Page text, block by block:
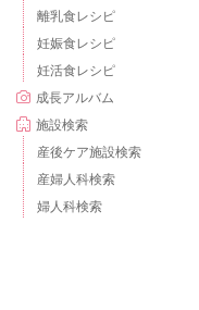
離乳食レシピ
妊娠食レシピ
妊活食レシピ
成長アルバム
施設検索
産後ケア施設検索
産婦人科検索
婦人科検索